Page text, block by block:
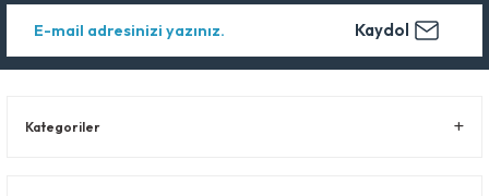
Kaydol
Kategoriler